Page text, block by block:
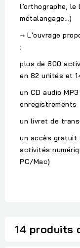
l’orthographe,
métalangage…)
→ L'ouvrage
:
plus de 600
en 82 unités et
un CD audio
enregistrements
un livret de
un accès gratuit
activités
PC/Mac)
14 produits